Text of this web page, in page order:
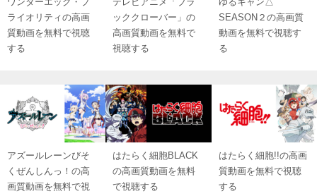
ワンダーエッグ・プ
ライオリティの高画
質動画を無料で視聴
する
テレビアニメ「ブラ
ッククローバー」の
高画質動画を無料で
視聴する
ゆるキャン△
SEASON２の高画質
動画を無料で視聴す
る
アズールレーンびそ
くぜんしんっ！の高
画質動画を無料で視
はたらく細胞BLACK
の高画質動画を無料
で視聴する
はたらく細胞!!の高画
質動画を無料で視聴
する